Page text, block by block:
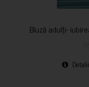
Bluză adulți-
Detalii